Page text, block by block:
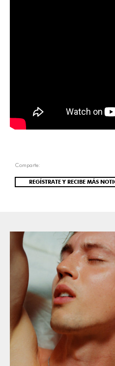
Comparte:
REGÍSTRATE Y RECIBE MÁS